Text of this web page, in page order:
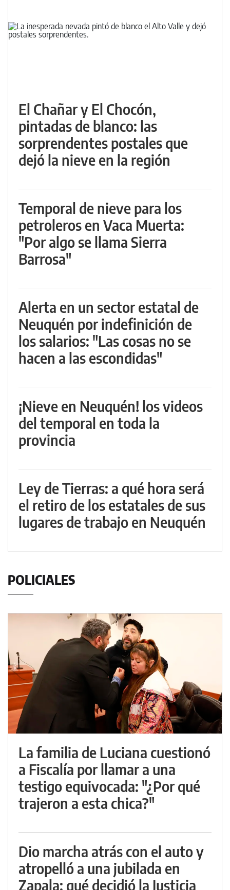
El Chañar y El Chocón,
pintadas de blanco: las
sorprendentes postales que
dejó la nieve en la región
Temporal de nieve para los
petroleros en Vaca Muerta:
"Por algo se llama Sierra
Barrosa"
Alerta en un sector estatal de
Neuquén por indefinición de
los salarios: "Las cosas no se
hacen a las escondidas"
¡Nieve en Neuquén! los videos
del temporal en toda la
provincia
Ley de Tierras: a qué hora será
el retiro de los estatales de sus
lugares de trabajo en Neuquén
POLICIALES
La familia de Luciana cuestionó
a Fiscalía por llamar a una
testigo equivocada: "¿Por qué
trajeron a esta chica?"
Dio marcha atrás con el auto y
atropelló a una jubilada en
Zapala: qué decidió la Justicia